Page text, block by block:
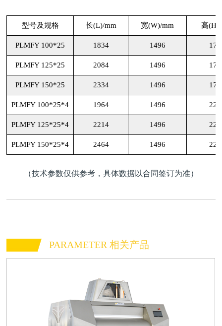
型号及规格 长(L)/mm 宽(W)/mm 高
PLMFY 100*25 1834 1496
PLMFY 125*25 2084 1496
PLMFY 150*25 2334 1496
PLMFY 100*25*4 1964 1496
PLMFY 125*25*4 2214 1496
PLMFY 150*25*4 2464 1496
（技术参数仅供参考，具体数据以合同签订为准）
PARAMETER 相关产品